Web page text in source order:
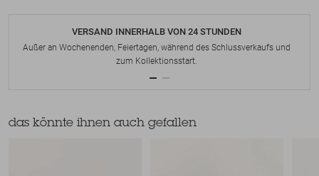
VERSAND INNERHALB VON 24 STUNDEN
Außer an Wochenenden, Feiertagen, während des Schlussverkaufs und
zum Kollektionsstart.
das könnte ihnen auch gefallen